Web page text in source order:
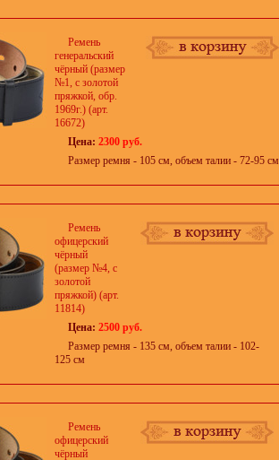
Ремень
генеральский
чёрный (размер
№1, с золотой
пряжкой, обр.
1969г.) (арт.
16672)
Цена: 2300 руб.
Размер ремня - 105 см, объем талии - 72-95 см
Ремень
офицерский
чёрный
(размер №4, с
золотой
пряжкой) (арт.
11814)
Цена: 2500 руб.
Размер ремня - 135 см, объем талии - 102-
125 см
Ремень
офицерский
чёрный